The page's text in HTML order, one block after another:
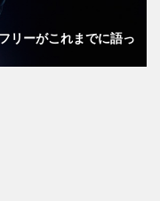
リーがこれまでに語っ